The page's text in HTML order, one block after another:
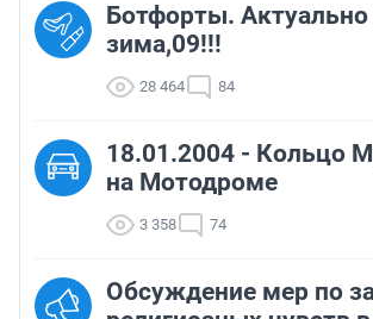
Ботфорты.
зима,09!!!
28 464 84
18.01.2004 - Кольцо
на Мотодроме
3 358 74
Обсуждение мер по